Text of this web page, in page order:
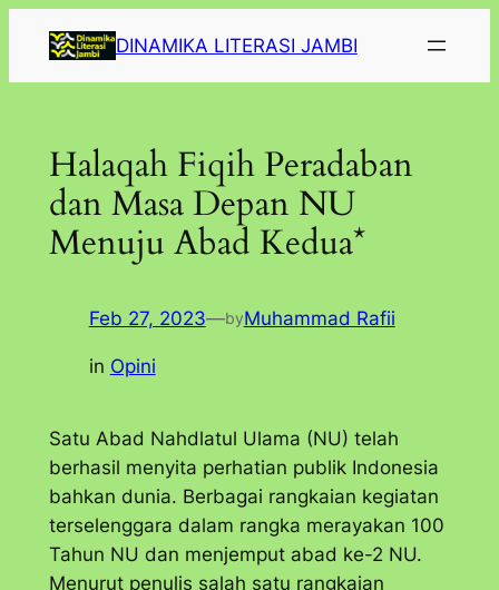
konten
DINAMIKA LITERASI JAMBI
Halaqah Fiqih Peradaban
dan Masa Depan NU
Menuju Abad Kedua*
Feb 27, 2023—byMuhammad Rafii
in Opini
Satu Abad Nahdlatul Ulama (NU) telah
berhasil menyita perhatian publik Indonesia
bahkan dunia. Berbagai rangkaian kegiatan
terselenggara dalam rangka merayakan 100
Tahun NU dan menjemput abad ke-2 NU.
Menurut penulis salah satu rangkaian